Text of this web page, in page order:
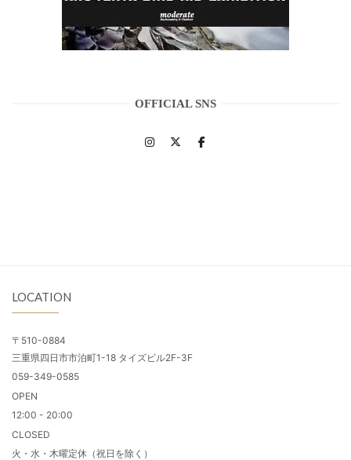
OFFICIAL SNS
LOCATION
〒510-0884
三重県四日市市泊町1-18 タイズビル2F-3F
059-349-0585
OPEN
12:00 - 20:00
CLOSED
火・水・木曜定休（祝日を除く）